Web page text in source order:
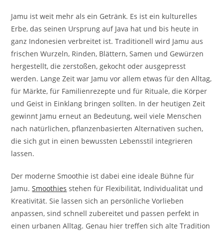
Jamu ist weit mehr als ein Getränk. Es ist ein kulturelles
Erbe, das seinen Ursprung auf Java hat und bis heute in
ganz Indonesien verbreitet ist. Traditionell wird Jamu aus
frischen Wurzeln, Rinden, Blättern, Samen und Gewürzen
hergestellt, die zerstoßen, gekocht oder ausgepresst
werden. Lange Zeit war Jamu vor allem etwas für den Alltag,
für Märkte, für Familienrezepte und für Rituale, die Körper
und Geist in Einklang bringen sollten. In der heutigen Zeit
gewinnt Jamu erneut an Bedeutung, weil viele Menschen
nach natürlichen, pflanzenbasierten Alternativen suchen,
die sich gut in einen bewussten Lebensstil integrieren
lassen.
Der moderne Smoothie ist dabei eine ideale Bühne für
Jamu.Smoothies stehen für Flexibilität, Individualität und
Kreativität. Sie lassen sich an persönliche Vorlieben
anpassen, sind schnell zubereitet und passen perfekt in
einen urbanen Alltag. Genau hier treffen sich alte Tradition